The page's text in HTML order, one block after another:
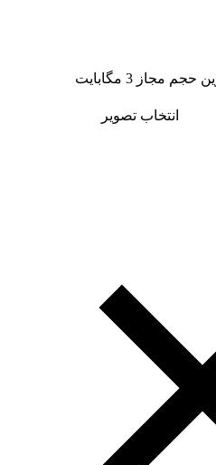
انتخاب تصویر